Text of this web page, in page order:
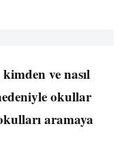
ve nasıl
okullar
aramaya